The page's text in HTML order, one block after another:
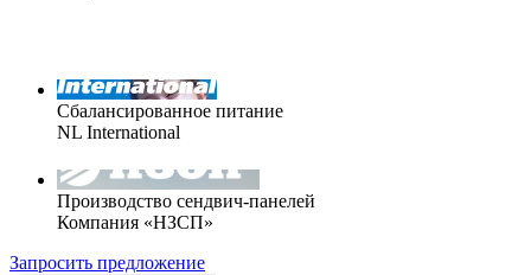
Сбалансированное питание
NL International
Производство сендвич-панелей
Компания «НЗСП»
Запросить предложение